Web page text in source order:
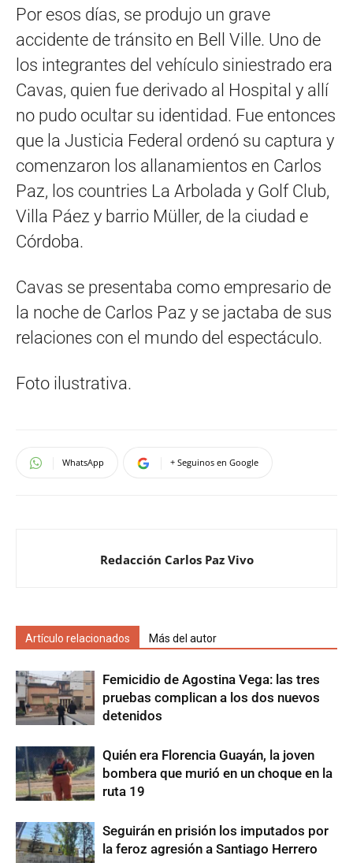
Por esos días, se produjo un grave
accidente de tránsito en Bell Ville. Uno de
los integrantes del vehículo siniestrado era
Cavas, quien fue derivado al Hospital y allí
no pudo ocultar su identidad. Fue entonces
que la Justicia Federal ordenó su captura y
comenzaron los allanamientos en Carlos
Paz, los countries La Arbolada y Golf Club,
Villa Páez y barrio Müller, de la ciudad e
Córdoba.
Cavas se presentaba como empresario de
la noche de Carlos Paz y se jactaba de sus
relaciones con el mundo del espectáculo.
Foto ilustrativa.
WhatsApp + Seguinos en Google
Redacción Carlos Paz Vivo
Artículo relacionados Más del autor
Femicidio de Agostina Vega: las tres
pruebas complican a los dos nuevos
detenidos
Quién era Florencia Guayán, la joven
bombera que murió en un choque en la
ruta 19
Seguirán en prisión los imputados por
la feroz agresión a Santiago Herrero